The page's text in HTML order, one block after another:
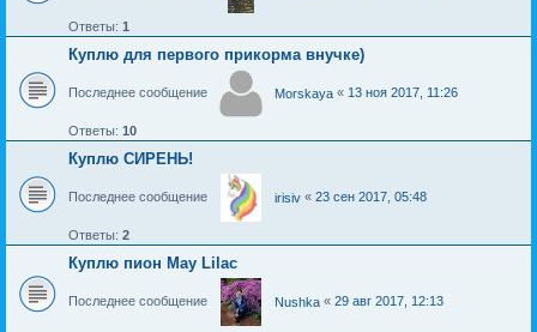
Ответы: 1
Куплю для первого прикорма внучке)
Последнее сообщение Morskaya « 13 ноя 2017, 11:26
Ответы: 10
Куплю СИРЕНЬ!
Последнее сообщение irisiv « 23 сен 2017, 05:48
Ответы: 2
Куплю пион May Lilac
Последнее сообщение Nushka « 29 авг 2017, 12:13